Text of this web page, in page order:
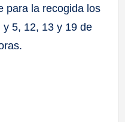
para la recogida los
5, 12, 13 y 19 de